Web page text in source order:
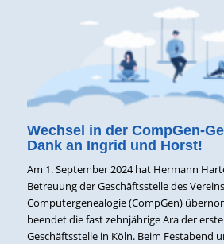
Wechsel in der CompGen-
Dank an Ingrid und Horst!
Am 1. September 2024 hat Hermann
Betreuung der Geschäftsstelle des
Computergenealogie (CompGen)
beendet die fast zehnjährige Ära der
Geschäftsstelle in Köln. Beim Festabend